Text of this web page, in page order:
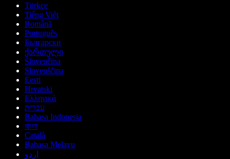
Türkçe
Tiếng Việt
Română
Português
Български
ქართული
Slovenčina
Slovenščina
Eesti
Hrvatski
Ελληνικά
עברית
Bahasa Indonesia
বাংলা
Català
Bahasa Melayu
اردو